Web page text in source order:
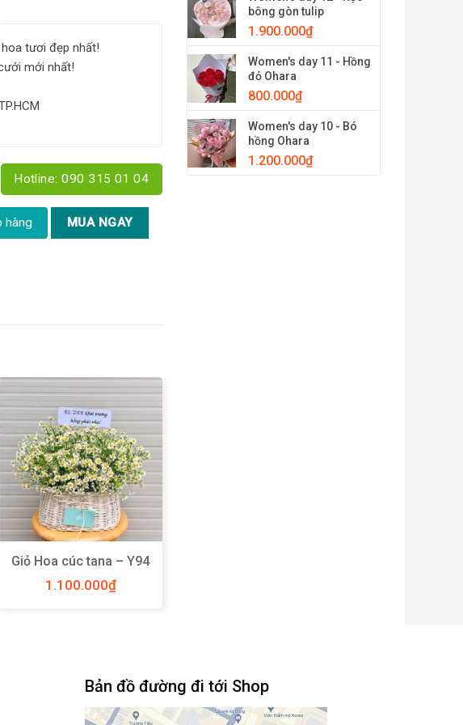
bông gòn tulip
1.900.000₫
Women's day 11 - Hồng
đỏ Ohara
800.000₫
Women's day 10 - Bó
hồng Ohara
1.200.000₫
tươi đẹp nhất!
mới nhất!
Hotline: 090 315 01 04
hạnh nhân - CB03 số lượng
hàng MUA NGAY
Giỏ Hoa cúc tana – Y94
1.100.000₫
Bản đồ đường đi tới Shop